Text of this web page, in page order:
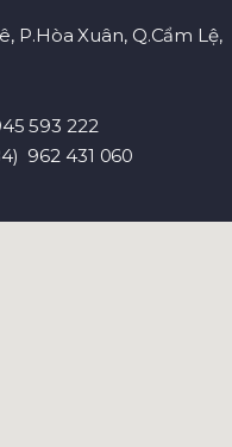
P.Hòa Xuân, Q.Cẩm Lệ,
593 222
962 431 060